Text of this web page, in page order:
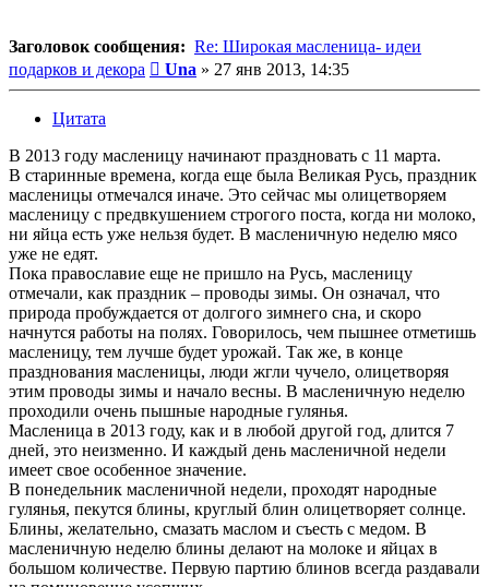
Заголовок сообщения: Re: Широкая масленица- идеи
подарков и декора
Сообщение
Una » 27 янв 2013, 14:35
Цитата
В 2013 году масленицу начинают праздновать с 11 марта.
В старинные времена, когда еще была Великая Русь, праздник
масленицы отмечался иначе. Это сейчас мы олицетворяем
масленицу с предвкушением строгого поста, когда ни молоко,
ни яйца есть уже нельзя будет. В масленичную неделю мясо
уже не едят.
Пока православие еще не пришло на Русь, масленицу
отмечали, как праздник – проводы зимы. Он означал, что
природа пробуждается от долгого зимнего сна, и скоро
начнутся работы на полях. Говорилось, чем пышнее отметишь
масленицу, тем лучше будет урожай. Так же, в конце
празднования масленицы, люди жгли чучело, олицетворяя
этим проводы зимы и начало весны. В масленичную неделю
проходили очень пышные народные гулянья.
Масленица в 2013 году, как и в любой другой год, длится 7
дней, это неизменно. И каждый день масленичной недели
имеет свое особенное значение.
В понедельник масленичной недели, проходят народные
гулянья, пекутся блины, круглый блин олицетворяет солнце.
Блины, желательно, смазать маслом и съесть с медом. В
масленичную неделю блины делают на молоке и яйцах в
большом количестве. Первую партию блинов всегда раздавали